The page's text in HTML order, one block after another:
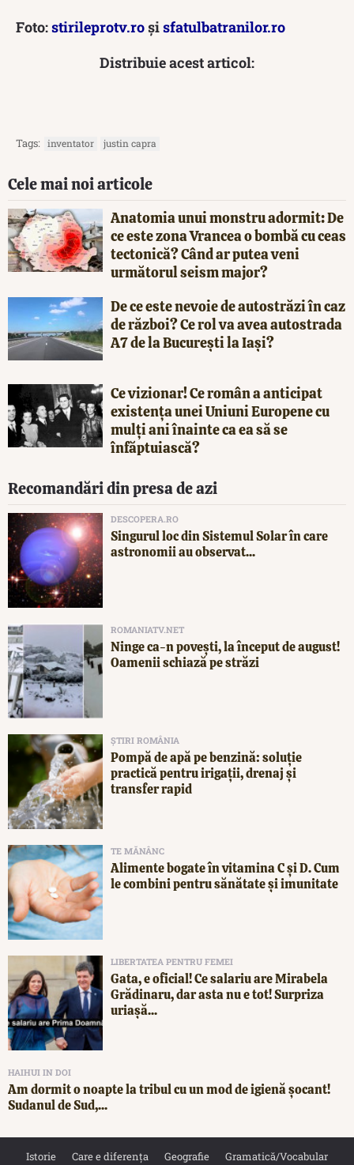
Foto:stirileprotv.roșisfatulbatranilor.ro
Distribuie acest articol:
Tags: inventator justin capra
Cele mai noi articole
Anatomia unui monstru adormit: De
ce este zona Vrancea o bombă cu ceas
tectonică? Când ar putea veni
următorul seism major?
De ce este nevoie de autostrăzi în caz
de război? Ce rol va avea autostrada
A7 de la București la Iași?
Ce vizionar! Ce român a anticipat
existența unei Uniuni Europene cu
mulți ani înainte ca ea să se
înfăptuiască?
Recomandări din presa de azi
DESCOPERA.RO
Singurul loc din Sistemul Solar în care
astronomii au observat...
ROMANIATV.NET
Ninge ca-n povești, la început de august!
Oamenii schiază pe străzi
ȘTIRI ROMÂNIA
Pompă de apă pe benzină: soluție
practică pentru irigații, drenaj și
transfer rapid
TE MĂNÂNC
Alimente bogate în vitamina C și D. Cum
le combini pentru sănătate și imunitate
LIBERTATEA PENTRU FEMEI
Gata, e oficial! Ce salariu are Mirabela
Grădinaru, dar asta nu e tot! Surpriza
uriașă...
HAIHUI IN DOI
Am dormit o noapte la tribul cu un mod de igienă șocant!
Sudanul de Sud,...
Istorie Care e diferența Geografie Gramatică/Vocabular